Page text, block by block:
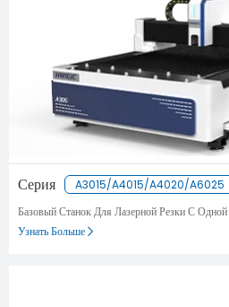
Серия
A3015/A4015/A4020/A6025
Базовый Станок Для Лазерной Резки С
Узнать Больше